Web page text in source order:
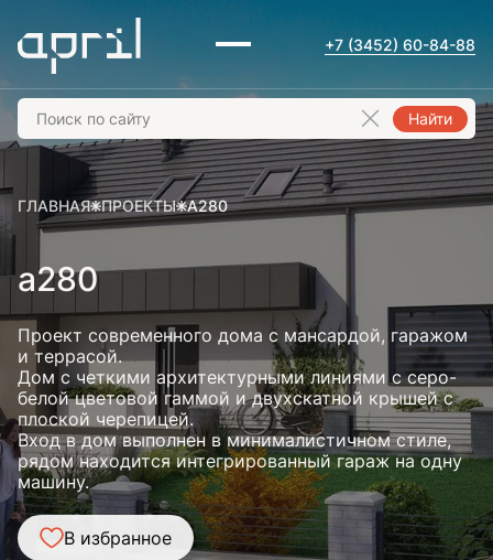
+7 (3452) 60-84-88
Найти
ГЛАВНАЯ ПРОЕКТЫ А280
а280
Проект современного дома с мансардой, гаражом
и террасой.
Дом с четкими архитектурными линиями с серо-
белой цветовой гаммой и двухскатной крышей с
плоской черепицей.
Вход в дом выполнен в минималистичном стиле,
рядом находится интегрированный гараж на одну
машину.
В избранное